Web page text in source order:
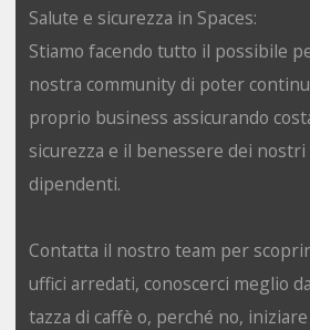
Salute e sicurezza in Spaces:
Stiamo facendo tutto il possibile
nostra community di poter
proprio business assicurando
sicurezza e il benessere dei
dipendenti.
Contatta il nostro team per
uffici arredati, conoscerci meglio
tazza di caffè o, perché no,